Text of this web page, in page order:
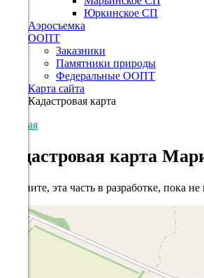
Юркинское СП
Аэросъемка
ООПТ
Заказники
Памятники природы
Федеральные ООПТ
Карта сайта
Кадастровая карта
Главная
Кадастровая карта
Извините, эта часть в разработке, пока